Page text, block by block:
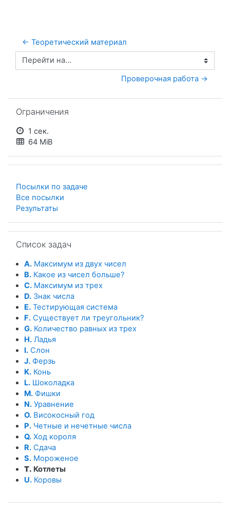
← Теоретический материал
Перейти на...
Проверочная работа →
Ограничения
1 сек.
64 MiB
Посылки по задаче
Все посылки
Результаты
Список задач
A. Максимум из двух чисел
B. Какое из чисел больше?
C. Максимум из трех
D. Знак числа
E. Тестирующая система
F. Существует ли треугольник?
G. Количество равных из трех
H. Ладья
I. Слон
J. Ферзь
K. Конь
L. Шоколадка
M. Фишки
N. Уравнение
O. Високосный год
P. Четные и нечетные числа
Q. Ход короля
R. Сдача
S. Мороженое
T. Котлеты
U. Коровы